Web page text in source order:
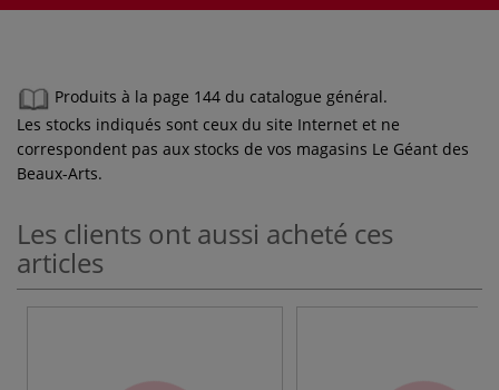
Produits à la page 144 du catalogue général.
Les stocks indiqués sont ceux du site Internet et ne
correspondent pas aux stocks de vos magasins Le Géant des
Beaux-Arts.
Les clients ont aussi acheté ces
articles